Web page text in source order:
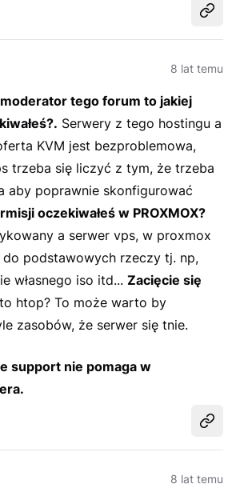
8 lat temu
moderator tego forum to jakiej
Serwery z tego hostingu a
KVM jest bezproblemowa,
trzeba się liczyć z tym, że trzeba
aby poprawnie skonfigurować
oczekiwałeś w PROXMOX?
a serwer vps, w proxmox
do podstawowych rzeczy tj. np,
własnego iso itd... Zacięcie się
htop? To może warto by
zasobów, że serwer się tnie.
support nie pomaga w
8 lat temu